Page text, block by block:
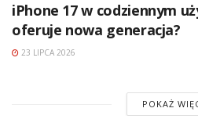
iPhone 17 w codziennym
oferuje nowa generacja?
23 LIPCA 2026
POKAŻ